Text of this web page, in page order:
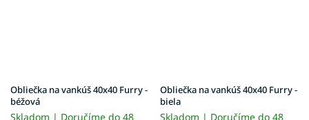
Obliečka na vankúš 40x40 Furry -
béžová
Skladom | Doručíme do 48
Obliečka na vankúš 40x40 Furry -
biela
Skladom | Doručíme do 48